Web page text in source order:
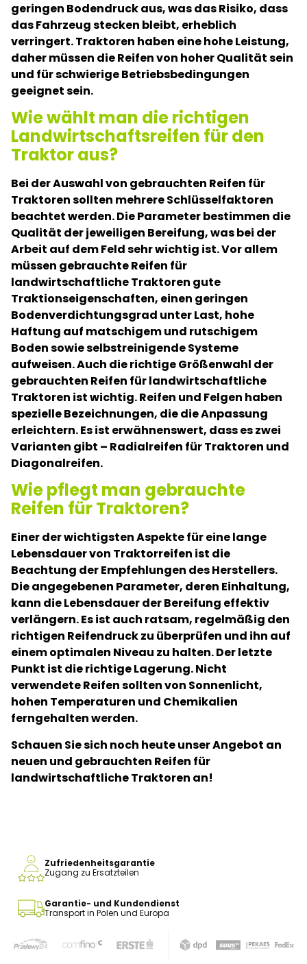
geringen Bodendruck aus, was das Risiko, dass
das Fahrzeug stecken bleibt, erheblich
verringert. Traktoren haben eine hohe Leistung,
daher müssen die Reifen von hoher Qualität sein
und für schwierige Betriebsbedingungen
geeignet sein.
Wie wählt man die richtigen
Landwirtschaftsreifen für den
Traktor aus?
Bei der Auswahl von gebrauchten Reifen für
Traktoren sollten mehrere Schlüsselfaktoren
beachtet werden. Die Parameter bestimmen die
Qualität der jeweiligen Bereifung, was bei der
Arbeit auf dem Feld sehr wichtig ist. Vor allem
müssen gebrauchte Reifen für
landwirtschaftliche Traktoren gute
Traktionseigenschaften, einen geringen
Bodenverdichtungsgrad unter Last, hohe
Haftung auf matschigem und rutschigem
Boden sowie selbstreinigende Systeme
aufweisen. Auch die richtige Größenwahl der
gebrauchten Reifen für landwirtschaftliche
Traktoren ist wichtig. Reifen und Felgen haben
spezielle Bezeichnungen, die die Anpassung
erleichtern. Es ist erwähnenswert, dass es zwei
Varianten gibt – Radialreifen für Traktoren und
Diagonalreifen.
Wie pflegt man gebrauchte
Reifen für Traktoren?
Einer der wichtigsten Aspekte für eine lange
Lebensdauer von Traktorreifen ist die
Beachtung der Empfehlungen des Herstellers.
Die angegebenen Parameter, deren Einhaltung,
kann die Lebensdauer der Bereifung effektiv
verlängern. Es ist auch ratsam, regelmäßig den
richtigen Reifendruck zu überprüfen und ihn auf
einem optimalen Niveau zu halten. Der letzte
Punkt ist die richtige Lagerung. Nicht
verwendete Reifen sollten von Sonnenlicht,
hohen Temperaturen und Chemikalien
ferngehalten werden.
Schauen Sie sich noch heute unser Angebot an
neuen und gebrauchten Reifen für
landwirtschaftliche Traktoren an!
Zufriedenheitsgarantie
Zugang zu Ersatzteilen
Garantie- und Kundendienst
Transport in Polen und Europa